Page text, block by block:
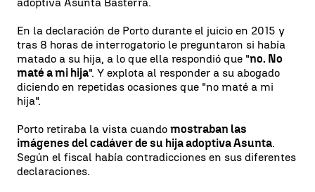
En la declaración de Porto durante el juicio en 2015 y
tras 8 horas de interrogatorio le preguntaron si había
matado a su hija, a lo que ella respondió que "no. No
maté a mi hija". Y explota al responder a su abogado
diciendo en repetidas ocasiones que "no maté a mi
hija".
Porto retiraba la vista cuando mostraban las
imágenes del cadáver de su hija adoptiva Asunta.
Según el fiscal había contradicciones en sus diferentes
declaraciones.